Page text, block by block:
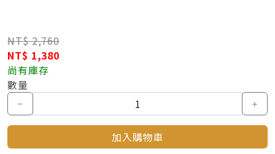
NT$ 2,760
NT$ 1,380
尚有庫存
數量
加入購物車